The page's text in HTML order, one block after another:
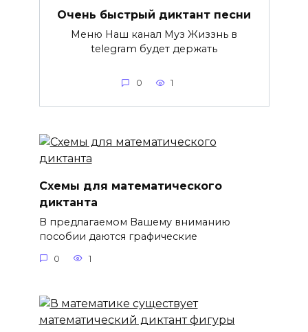
Очень быстрый диктант песни
Меню Наш канал Муз Жиззнь в
telegram будет держать
0 1
Схемы для математического
диктанта
В предлагаемом Вашему вниманию
пособии даются графические
0 1